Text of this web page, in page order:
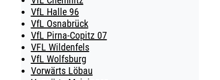
VfL Halle 96
VfL Osnabrück
VfL Pirna-Copitz 07
VFL Wildenfels
VfL Wolfsburg
Vorwärts Löbau